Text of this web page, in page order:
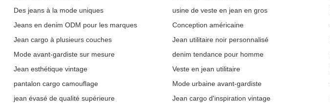
Des jeans à la mode uniques
usine de veste en jean en gros
Jeans en denim ODM pour les marques
Conception américaine
Jean cargo à plusieurs couches
Jean utilitaire noir personnalisé
Mode avant-gardiste sur mesure
denim tendance pour homme
Jean esthétique vintage
Veste en jean utilitaire
pantalon cargo camouflage
Mode urbaine avant-gardiste
jean évasé de qualité supérieure
Jean cargo d'inspiration vintage